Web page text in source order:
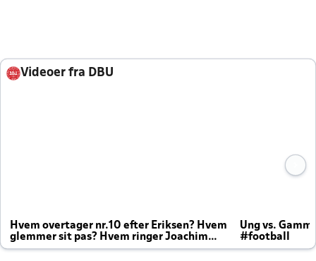
Videoer fra DBU
Hvem overtager nr.10 efter Eriksen? Hvem
glemmer sit pas? Hvem ringer Joachim
altid til efter kampe?
Ung vs.
#football